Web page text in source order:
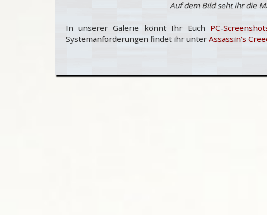
Auf dem Bild seht ihr die
In unserer Galerie könnt Ihr Euch PC-
Systemanforderungen findet ihr unter Assassin’s